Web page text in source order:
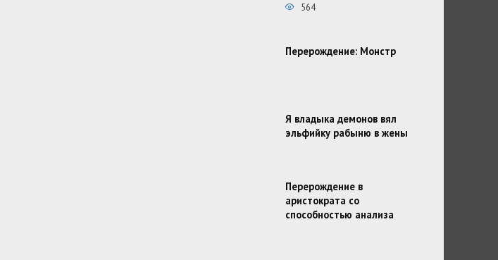
564
Перерождение: Монстр
Я владыка демонов вял
эльфийку рабыню в жены
Перерождение в
аристократа со
способностью анализа